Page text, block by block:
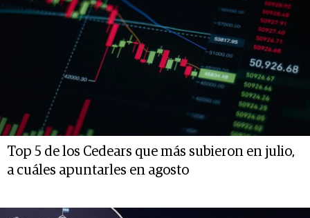
Top 5 de los Cedears que más subieron en julio,
a cuáles apuntarles en agosto